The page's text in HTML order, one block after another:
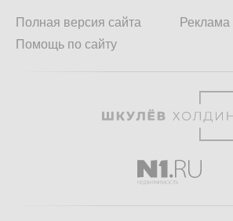
Полная версия сайта
Помощь по сайту